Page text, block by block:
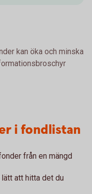
kan öka och minska
i fondlistan
från en mängd
att hitta det du